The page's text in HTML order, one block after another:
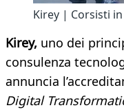
Kirey | Corsisti
Kirey, uno dei
consulenza
annuncia
Digital